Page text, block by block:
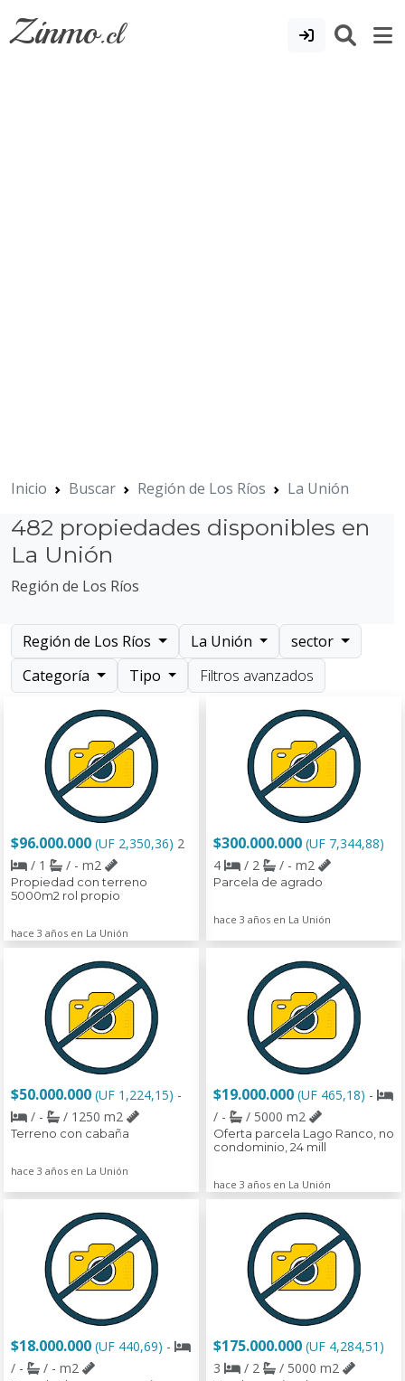
Zinmo.cl
Inicio Buscar Región de Los Ríos La Unión
482 propiedades disponibles en
La Unión
Región de Los Ríos
Región de Los Ríos La Unión
sector
Categoría
Tipo Filtros avanzados
$96.000.000 (UF 2,350,36) 2
/ 1
/ - m2
Propiedad con terreno
5000m2 rol propio
hace 3 años en La Unión
$300.000.000 (UF 7,344,88)
4
/ 2 / - m2
Parcela de agrado
hace 3 años en La Unión
$50.000.000 (UF 1,224,15) -
/ -
/ 1250 m2
Terreno con cabaña
hace 3 años en La Unión
$19.000.000 (UF 465,18) -
/ -
/ 5000 m2
Oferta parcela Lago Ranco, no
condominio, 24 mill
hace 3 años en La Unión
$18.000.000 (UF 440,69) -
/ -
/ - m2
$175.000.000 (UF 4,284,51)
3
/ 2 / 5000 m2